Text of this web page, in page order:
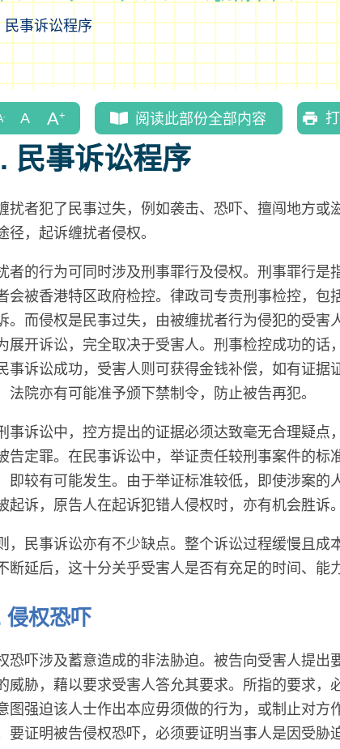
民事诉讼程序
阅读此部份全部内容
民事诉讼程序
扰者犯了民事过失，例如袭击、恐吓、擅闯地方或
径，起诉缠扰者侵权。
者的行为可同时涉及刑事罪行及侵权。刑事罪行是
会被香港特区政府检控。律政司专责刑事检控，包
。而侵权是民事过失，由被缠扰者行为侵犯的受害
展开诉讼，完全取决于受害人。刑事检控成功的话
事诉讼成功，受害人则可获得金钱补偿，如有证据
法院亦有可能准予颁下禁制令，防止被告再犯。
事诉讼中，控方提出的证据必须达致毫无合理疑点
告定罪。在民事诉讼中，举证责任较刑事案件的标
即较有可能发生。由于举证标准较低，即使涉案的
起诉，原告人在起诉犯错人侵权时，亦有机会胜诉。
，民事诉讼亦有不少缺点。整个诉讼过程缓慢且成
断延后，这十分关乎受害人是否有充足的时间、能
侵权恐吓
恐吓涉及蓄意造成的非法胁迫。被告向受害人提出
威胁，藉以要求受害人答允其要求。所指的要求，
图强迫该人士作出本应毋须做的行为，或制止对方
要证明被告侵权恐吓，必须要证明当事人是因受胁